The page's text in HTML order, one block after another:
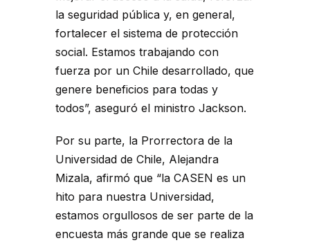
la seguridad pública y, en general,
fortalecer el sistema de protección
social. Estamos trabajando con
fuerza por un Chile desarrollado, que
genere beneficios para todas y
todos”, aseguró el ministro Jackson.
Por su parte, la Prorrectora de la
Universidad de Chile, Alejandra
Mizala, afirmó que “la CASEN es un
hito para nuestra Universidad,
estamos orgullosos de ser parte de la
encuesta más grande que se realiza